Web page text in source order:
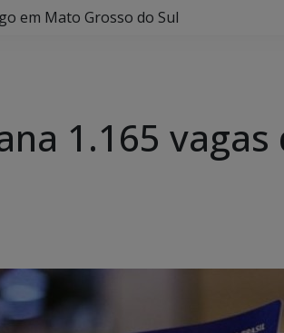
em Mato Grosso do Sul
1.165